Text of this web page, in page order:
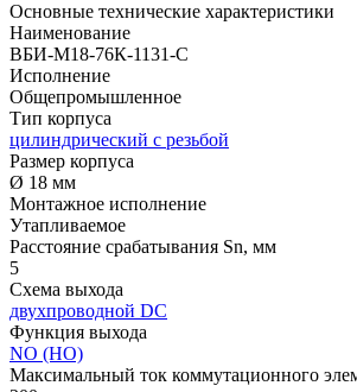
Основные технические характеристики
Наименование
ВБИ-М18-76К-1131-С
Исполнение
Общепромышленное
Тип корпуса
цилиндрический с резьбой
Размер корпуса
Ø 18 мм
Монтажное исполнение
Утапливаемое
Расстояние срабатывания Sn, мм
5
Схема выхода
двухпроводной DC
Функция выхода
NO (НО)
Максимальный ток коммутационного